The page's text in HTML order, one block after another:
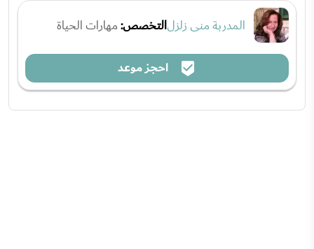
المدربة منى زلزلالتخصص:مهارات الحياة
احجز موعد